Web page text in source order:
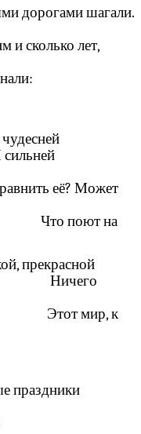
дорогами шагали.
сколько лет,
познали:
чудесней
любви
Может
на
прекрасной
нет,
к
праздники
Н.
у вас!